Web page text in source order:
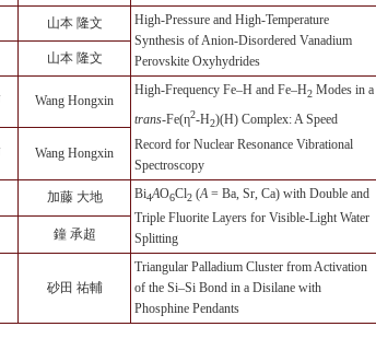
山本 隆文
High-Pressure and High-Temperature
Synthesis of Anion-Disordered Vanadium
Perovskite Oxyhydrides
山本 隆文
Wang Hongxin
High-Frequency Fe–H and Fe–H2 Modes in a
trans-Fe(η2-H2)(H) Complex: A Speed
Record for Nuclear Resonance Vibrational
Spectroscopy
Wang Hongxin
加藤 大地 Bi4AO6Cl2 (A= Ba, Sr, Ca) with Double and
Triple Fluorite Layers for Visible-Light Water
Splitting
鐘 承超
砂田 祐輔
Triangular Palladium Cluster from Activation
of the Si–Si Bond in a Disilane with
Phosphine Pendants